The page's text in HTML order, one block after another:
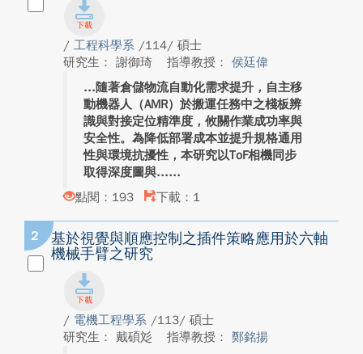
/ 工程科學系 /114/ 碩士
研究生： 謝御琦
指導教授： 侯廷偉
隨著倉儲物流自動化需求提升，自主移
動機器人（AMR）於搬運任務中之棧板辨
識與對接定位精準度，攸關作業成功率與
安全性。為降低部署成本並提升規格通用
性與環境抗擾性，本研究以ToF相機同步
取得深度圖與...
點閱：193
下載：1
2
基於視覺與順應控制之插件策略應用於六軸
機械手臂之研究
/ 電機工程學系 /113/ 碩士
研究生： 戴碩彣
指導教授： 鄭銘揚